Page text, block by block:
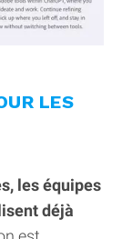
LES
les équipes
déjà